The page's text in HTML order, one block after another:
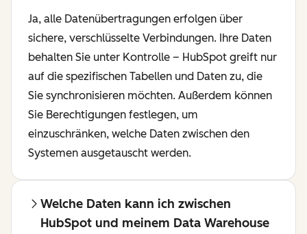
Ja, alle Datenübertragungen erfolgen über
sichere, verschlüsselte Verbindungen. Ihre Daten
behalten Sie unter Kontrolle – HubSpot greift nur
auf die spezifischen Tabellen und Daten zu, die
Sie synchronisieren möchten. Außerdem können
Sie Berechtigungen festlegen, um
einzuschränken, welche Daten zwischen den
Systemen ausgetauscht werden.
Welche Daten kann ich zwischen
HubSpot und meinem Data Warehouse